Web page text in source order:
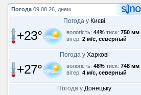
Погода 09.08.26, днем
Погода у Києві
+23° вологість: 44% тиск: 750 мм
вітер: 2 м/с, северный
Погода у Харкові
+27° вологість: 48% тиск: 748 мм
вітер: 4 м/с, северный
Погода у Донецьку